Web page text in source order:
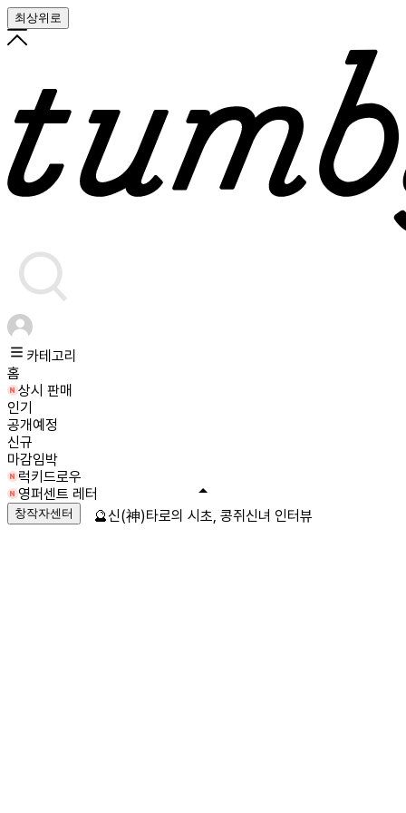
최상위로
카테고리
홈
상시 판매
인기
공개예정
신규
마감임박
럭키드로우
영퍼센트 레터
창작자센터 🔮신(神)타로의 시초, 콩쥐신녀 인터뷰